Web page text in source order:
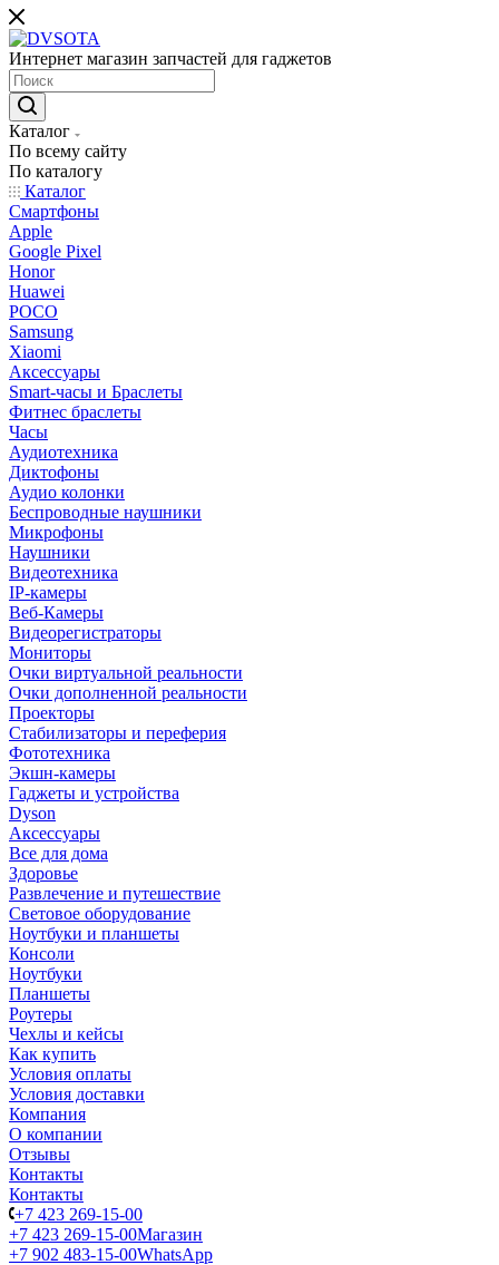
Интернет магазин запчастей для гаджетов
Каталог
По всему сайту
По каталогу
Каталог
Смартфоны
Apple
Google Pixel
Honor
Huawei
POCO
Samsung
Xiaomi
Аксессуары
Smart-часы и Браслеты
Фитнес браслеты
Часы
Аудиотехника
Диктофоны
Аудио колонки
Беспроводные наушники
Микрофоны
Наушники
Видеотехника
IP-камеры
Веб-Камеры
Видеорегистраторы
Мониторы
Очки виртуальной реальности
Очки дополненной реальности
Проекторы
Стабилизаторы и переферия
Фототехника
Экшн-камеры
Гаджеты и устройства
Dyson
Аксессуары
Все для дома
Здоровье
Развлечение и путешествие
Световое оборудование
Ноутбуки и планшеты
Консоли
Ноутбуки
Планшеты
Роутеры
Чехлы и кейсы
Как купить
Условия оплаты
Условия доставки
Компания
О компании
Отзывы
Контакты
Контакты
+7 423 269-15-00
+7 423 269-15-00Магазин
+7 902 483-15-00WhatsApp